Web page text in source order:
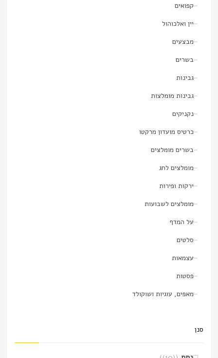
קפואים
יין ואלכוהול
מבצעים
בשרים
גבינות
גבינות מומלצות
נקניקים
כרטיס מועדון מרקטו
בשרים מומלצים
מומלצים לחג
ירקות ופירות
מומלצים לשבועות
על המדף
סלטים
עצמאות
פסטות
מאפים, עוגיות ושוקולד
סנן